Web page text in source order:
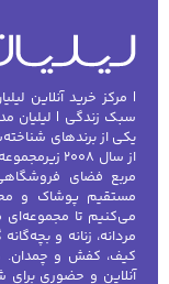
می‌شوند.
مداد
بیشتر
برابر
بهترین
داغ یا
مداد
چشمان
بسازند،
| مرکز خرید آنلاین
یکی از برندهای
مربع فضای
مستقیم پوشاک و
می‌کنیم تا مجموعه‌ای
مردانه، زنانه و
کیف، کفش و چمدان.
آنلاین و حضوری برای